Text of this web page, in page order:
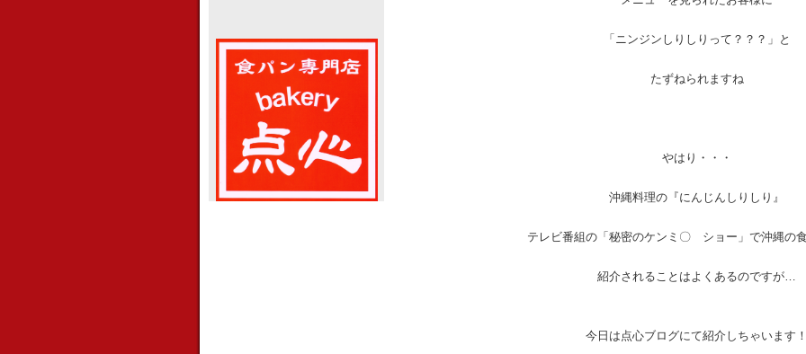
「ニンジンしりしりって？？？」と
たずねられますね
やはり・・・
沖縄料理の『にんじんしりしり』
テレビ番組の「秘密のケンミ〇 ショー」で沖縄の
紹介されることはよくあるのですが…
今日は点心ブログにて紹介しちゃいます！